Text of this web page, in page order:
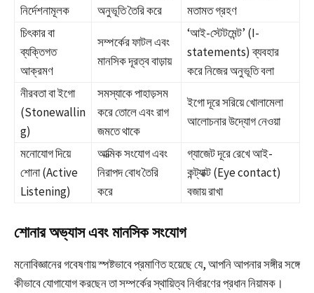
নির্দেশনামূলক
অনুভূতি তৈরি করে
মতামত গ্রহণ
চিৎকার বা
ব্যক্তিগত
আক্রমণ
সম্পর্কের ফাটল এবং
মানসিক দূরত্ব বাড়ায়
‘আই-স্টেটমেন্ট’ (I-
statements) ব্যবহার
করে নিজের অনুভূতি বলা
নীরবতা বা ইগো
(Stonewallin
g)
সমস্যাকে পাহাড়সম
করে তোলে এবং রাগ
জমতে থাকে
ইগো দূরে সরিয়ে খোলামেলা
আলোচনার উদ্যোগ নেওয়া
মনোযোগ দিয়ে
শোনা (Active
Listening)
আত্মিক সংযোগ এবং
নিরাপদ বোধ তৈরি
করে
গ্যাজেট দূরে রেখে আই-
কন্ট্যাক্ট (Eye contact)
বজায় রাখা
শোনার অভ্যাস এবং মানসিক সংযোগ
মনোবিজ্ঞানের গবেষণায় স্পষ্টভাবে প্রমাণিত হয়েছে যে, আপনি আপনার সঙ্গীর সঙ্গে
কীভাবে যোগাযোগ করছেন তা সম্পর্কের স্থায়িত্ব নির্ধারণের প্রধান নিয়ামক।